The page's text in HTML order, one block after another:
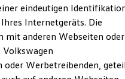
und Updates
ID.
GmbH
eindeutigen
Internetgeräts. Die
mit anderen Webseiten oder
oder Werbetreibenden,